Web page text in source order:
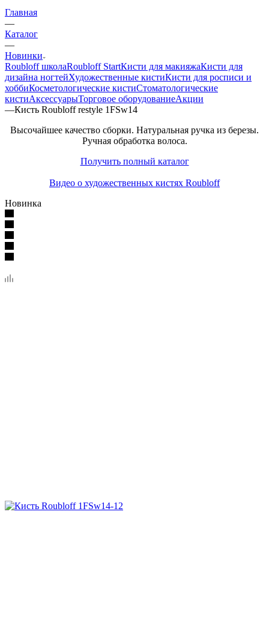
Главная
—
Каталог
—
Новинки
Roubloff школаRoubloff StartКисти для макияжаКисти для
дизайна ногтейХудожественные кистиКисти для росписи и
хоббиКосметологические кистиСтоматологические
кистиАксессуарыТорговое оборудованиеАкции
—Кисть Roubloff restyle 1FSw14
Высочайшее качество сборки. Натуральная ручка из березы.
Ручная обработка волоса.
Получить полный каталог
Видео о художественных кистях Roubloff
Новинка